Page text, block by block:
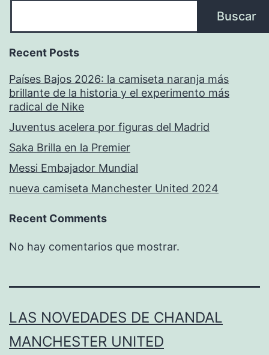
Buscar
Recent Posts
Países Bajos 2026: la camiseta naranja más
brillante de la historia y el experimento más
radical de Nike
Juventus acelera por figuras del Madrid
Saka Brilla en la Premier
Messi Embajador Mundial
nueva camiseta Manchester United 2024
Recent Comments
No hay comentarios que mostrar.
LAS NOVEDADES DE CHANDAL
MANCHESTER UNITED